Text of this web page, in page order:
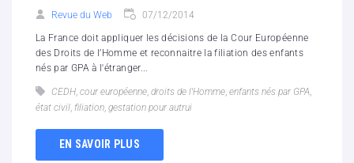
Revue du Web 07/12/2014
La France doit appliquer les décisions de la Cour Européenne
des Droits de l’Homme et reconnaitre la filiation des enfants
nés par GPA à l'étranger...
CEDH cour européenne droits de l'Homme enfants nés par GPA
état civil filiation gestation pour autrui
EN SAVOIR PLUS